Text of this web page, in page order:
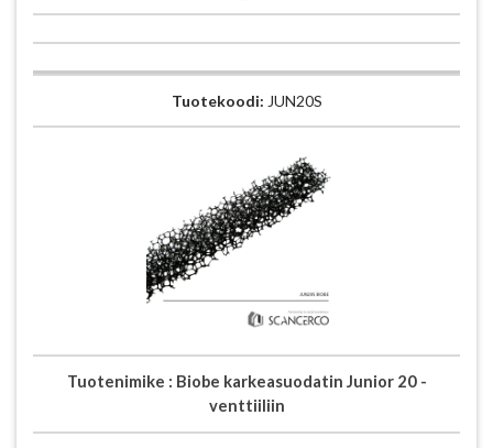
Tuotekoodi: JUN20S
Tuotenimike : Biobe karkeasuodatin Junior 20 -
venttiiliin